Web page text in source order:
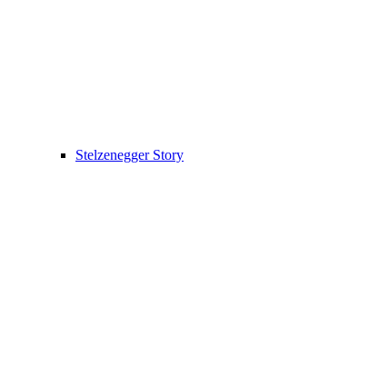
Stelzenegger Story